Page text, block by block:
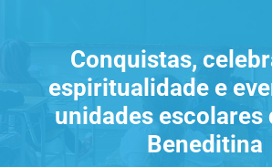
Conquistas,
espiritualidade e
unidades escolares
Beneditina